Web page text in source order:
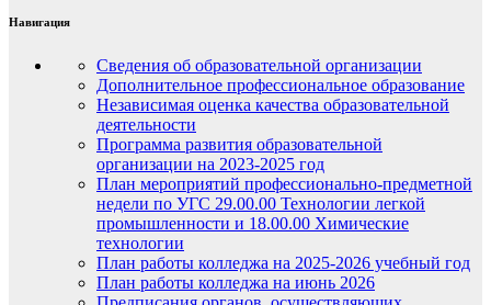
Навигация
Сведения об образовательной организации
Дополнительное профессиональное образование
Независимая оценка качества образовательной
деятельности
Программа развития образовательной
организации на 2023-2025 год
План мероприятий профессионально-предметной
недели по УГС 29.00.00 Технологии легкой
промышленности и 18.00.00 Химические
технологии
План работы колледжа на 2025-2026 учебный год
План работы колледжа на июнь 2026